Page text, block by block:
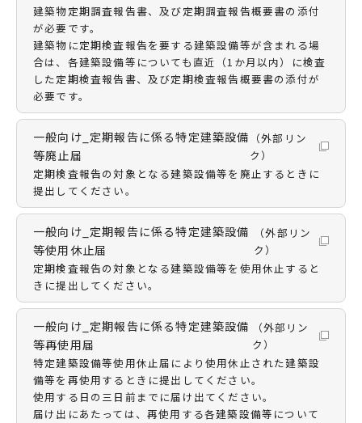
建築物定期調査報告書、及び定期調査報告概要書の添付
が必要です。
建築物に定期検査報告を要する建築設備等が含まれる場
合は、各建築設備等についても直近（1か月以内）に検査
した定期検査報告書、及び定期検査報告概要書の添付が
必要です。
一般向け_定期報告に係る特定建築設備
等廃止届
（外部リン
ク）
定期検査報告の対象となる建築設備等を廃止するときに
提出してください。
一般向け_定期報告に係る特定建築設備
等使用休止届
（外部リン
ク）
定期検査報告の対象となる建築設備等を使用休止すると
きに提出してください。
一般向け_定期報告に係る特定建築設備
等再使用届
（外部リン
ク）
特定建築設備等使用休止届により使用休止された建築設
備等を再使用するときに提出してください。
使用する日の三日前までに届け出てください。
届け出にあたっては、再使用する各建築設備等について